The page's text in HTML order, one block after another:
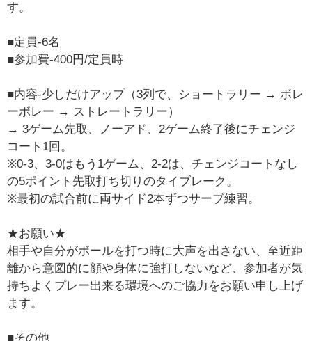
す。
■定員-6名
■参加費-400円/定員時
■内容-少しだけアップ（3列で、ショートラリー → ボレ
ーボレー → ストレートラリー）
→ 3ゲーム先取、ノーアド、2ゲーム終了後にチェンジ
コート1回。
※0-3、3-0はもう1ゲーム、2-2は、チェンジコートなし
の5ポイント先取打ち切りのタイブレーク。
※最初の試合前に両サイド2本ずつサーブ練習。
★お願い★
相手や自分がボールを打つ時に大声を出さない、至近距
離から意図的に顔や身体に強打しないなど、参加者が気
持ちよくプレー出来る環境へのご協力をお願い申し上げ
ます。
■その他